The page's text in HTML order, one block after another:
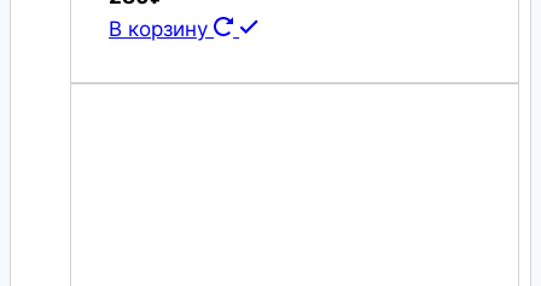
В корзину